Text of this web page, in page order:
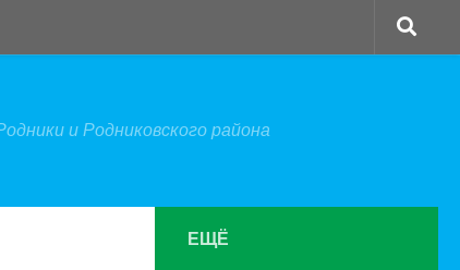
и Родниковского района
ЕЩЁ